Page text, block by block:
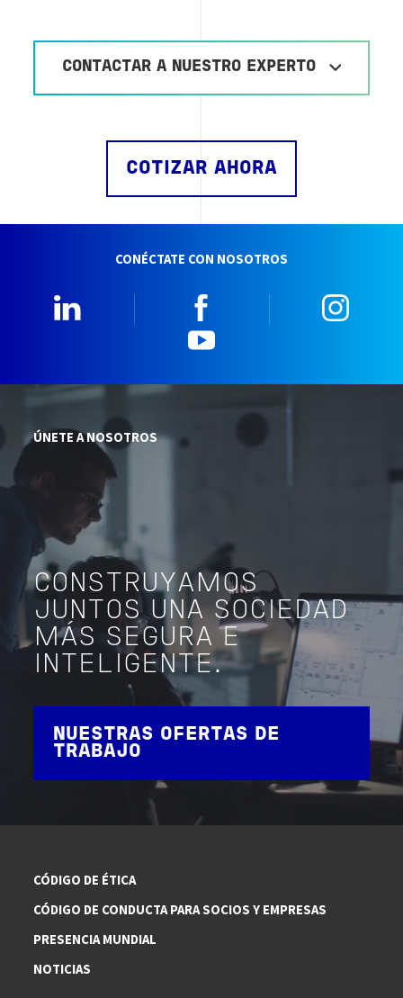
CONTACTAR A NUESTRO EXPERTO
COTIZAR AHORA
CONÉCTATE CON NOSOTROS
ÚNETE A NOSOTROS
CONSTRUYAMOS
JUNTOS UNA SOCIEDAD
MÁS SEGURA E
INTELIGENTE.
NUESTRAS OFERTAS DE
TRABAJO
CÓDIGO DE ÉTICA
CÓDIGO DE CONDUCTA PARA SOCIOS Y EMPRESAS
PRESENCIA MUNDIAL
NOTICIAS